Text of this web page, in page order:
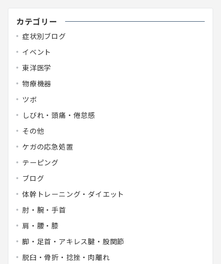
カテゴリー
症状別ブログ
イベント
東洋医学
物療機器
ツボ
しびれ・頭痛・倦怠感
その他
ケガの応急処置
テーピング
ブログ
体幹トレーニング・ダイエット
肘・腕・手首
肩・腰・膝
脚・足首・アキレス腱・股関節
脱臼・骨折・捻挫・肉離れ